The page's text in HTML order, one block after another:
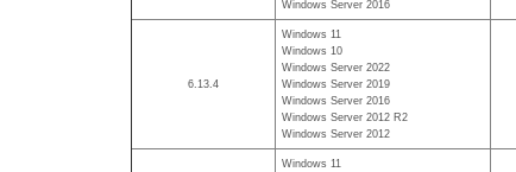
Windows Server 2016
6.13.4
Windows 11
Windows 10
Windows Server 2022
Windows Server 2019
Windows Server 2016
Windows Server 2012 R2
Windows Server 2012
Windows 11